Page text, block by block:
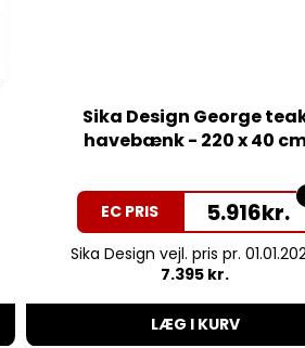
Sika Design George
havebænk - 220 x 40
EC PRIS 5.916kr.
Sika Design vejl. pris pr.
7.395 kr.
LÆG I KURV